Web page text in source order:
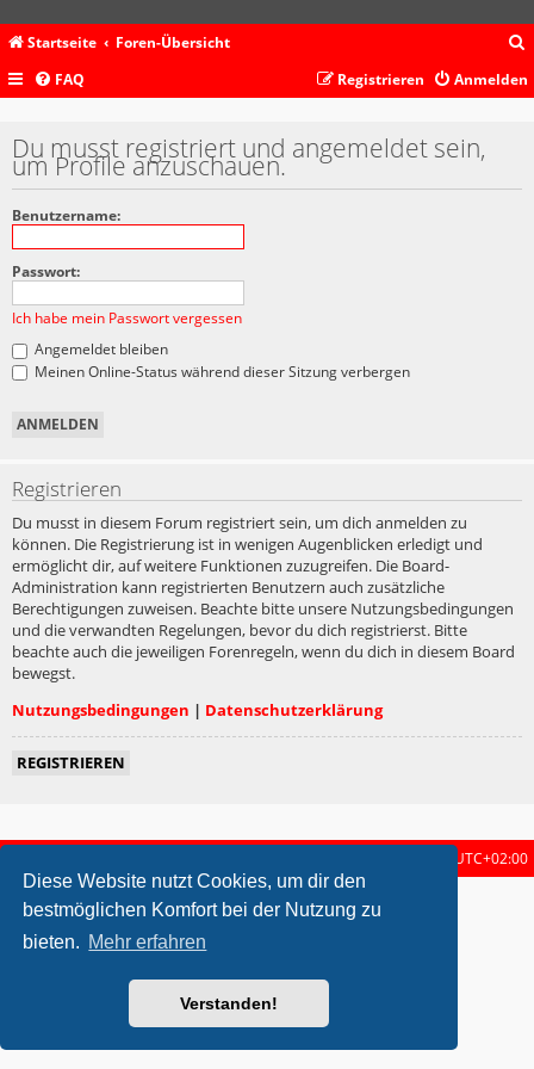
Diese Website nutzt Cookies, um dir den
bestmöglichen Komfort bei der Nutzung zu
bieten. Mehr erfahren
Verstanden!
Startseite Foren-Übersicht
c
FAQ Anmelden
Registrieren
Du musst registriert und angemeldet sein,
um Profile anzuschauen.
Benutzername:
Passwort:
Ich habe mein Passwort vergessen
Angemeldet bleiben
Meinen Online-Status während dieser Sitzung verbergen
Registrieren
Du musst in diesem Forum registriert sein, um dich anmelden zu
können. Die Registrierung ist in wenigen Augenblicken erledigt und
ermöglicht dir, auf weitere Funktionen zuzugreifen. Die Board-
Administration kann registrierten Benutzern auch zusätzliche
Berechtigungen zuweisen. Beachte bitte unsere Nutzungsbedingungen
und die verwandten Regelungen, bevor du dich registrierst. Bitte
beachte auch die jeweiligen Forenregeln, wenn du dich in diesem Board
bewegst.
Nutzungsbedingungen | Datenschutzerklärung
REGISTRIEREN
UTC+02:00
metrolike style by Eric Seguin Updated for phpBB3.2 by
Powered byphpBB ® Forum Software © phpBB Limited
Deutsche Übersetzung durch